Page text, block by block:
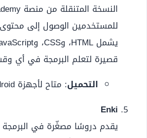
للمستخدمين الوصول إلى
قصيرة لتعلم البرمجة في أي
التحميل: متاح لأجهزة Android وiOS.
Enki
يقدم دروسًا مصغّرة في